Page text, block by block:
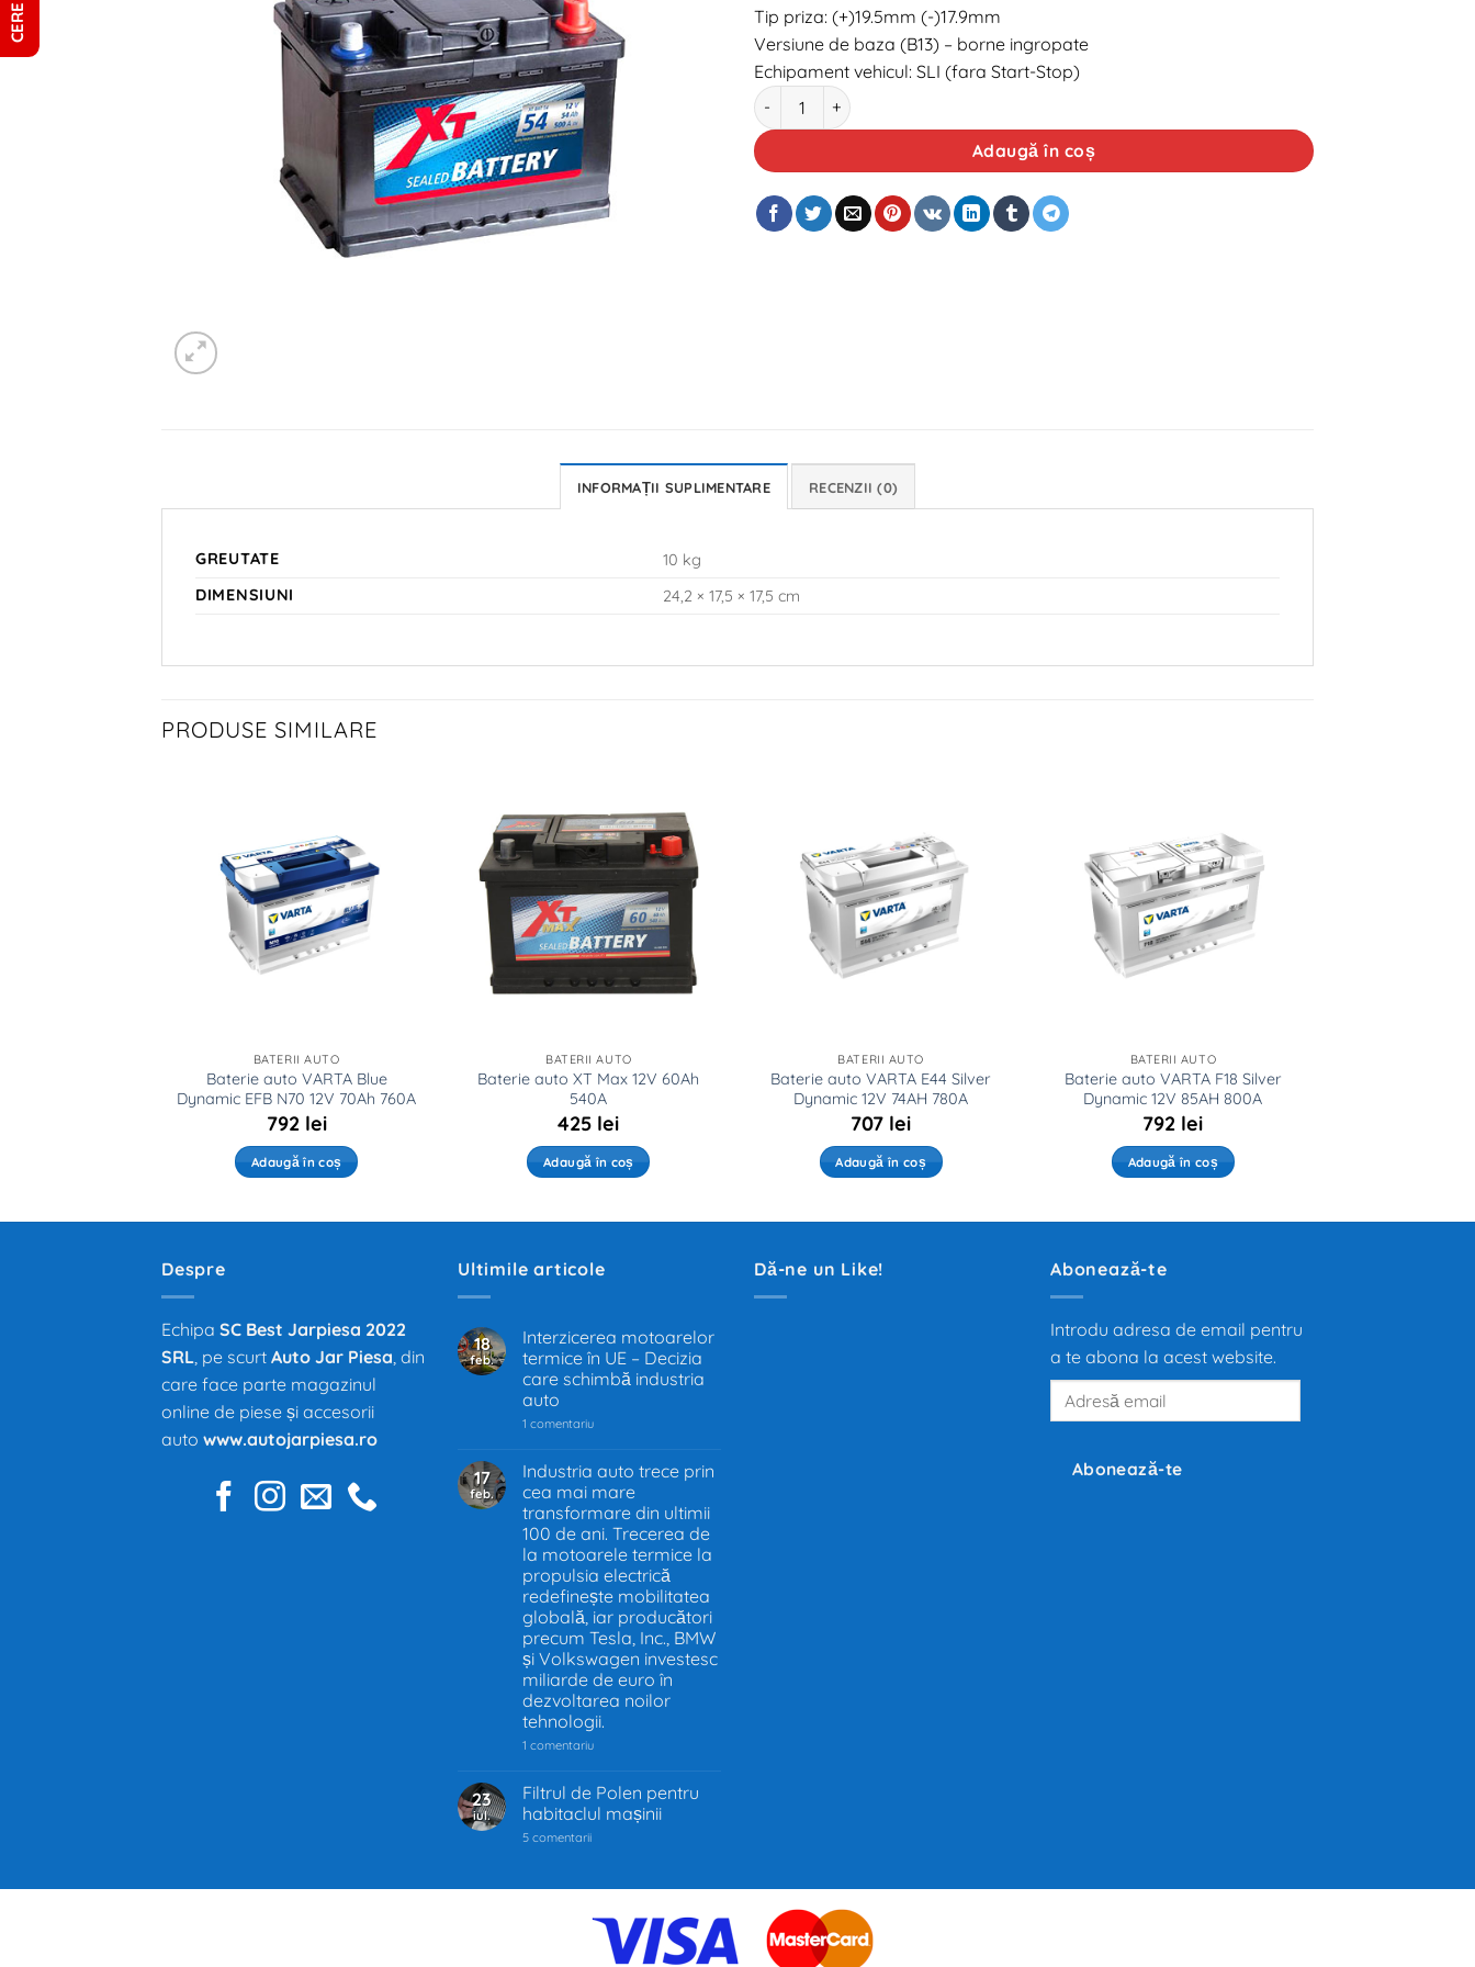
Tip priza: (+)19.5mm (-)17.9mm
Versiune de baza (B13) – borne ingropate
Echipament vehicul: SLI (fara Start-Stop)
Cantitate Baterie auto XT Classic 12V 55Ah 500A
Adaugă în coș
INFORMAȚII SUPLIMENTARE RECENZII (0)
GREUTATE
10 kg
DIMENSIUNI
24,2 × 17,5 × 17,5 cm
PRODUSE SIMILARE
BATERII AUTO
Baterie auto VARTA Blue
Dynamic EFB N70 12V 70Ah 760A
792 lei
Adaugă în coș
BATERII AUTO
Baterie auto XT Max 12V 60Ah
540A
425 lei
Adaugă în coș
BATERII AUTO
Baterie auto VARTA E44 Silver
Dynamic 12V 74AH 780A
707 lei
Adaugă în coș
BATERII AUTO
Baterie auto VARTA F18 Silver
Dynamic 12V 85AH 800A
792 lei
Adaugă în coș
Despre
Echipa SC Best Jarpiesa 2022
SRL , pe scurt Auto Jar Piesa , din
care face parte magazinul
online de piese și accesorii
auto www.autojarpiesa.ro
Ultimile articole
18
feb.
Interzicerea motoarelor
termice în UE – Decizia
care schimbă industria
auto
1 comentariula
termice
în
UE
–
Decizia
care
schimbă
industria
auto
17
feb.
Industria auto trece prin
cea mai mare
transformare din ultimii
100 de ani. Trecerea de
la motoarele termice la
propulsia electrică
redefinește mobilitatea
globală, iar producători
precum Tesla, Inc., BMW
și Volkswagen investesc
miliarde de euro în
dezvoltarea noilor
tehnologii.
1 comentariula
trece
prin
cea
ultimii
de
ani.
Trecerea
23
iul.
Filtrul de Polen pentru
habitaclul mașinii
5 comentariila
pentru
mașinii
Dă-ne un Like! Abonează-te
Introdu adresa de email pentru
a te abona la acest website.
Adresă
Abonează-te